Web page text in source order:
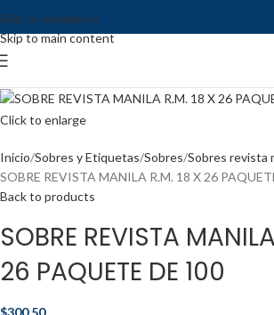
Skip to navigation
Skip to main content
Click to enlarge
Inicio Sobres y Etiquetas Sobres Sobres revista
SOBRE REVISTA MANILA R.M. 18 X 26
Back to products
SOBRE REVISTA
26 PAQUETE DE 100
$300.50